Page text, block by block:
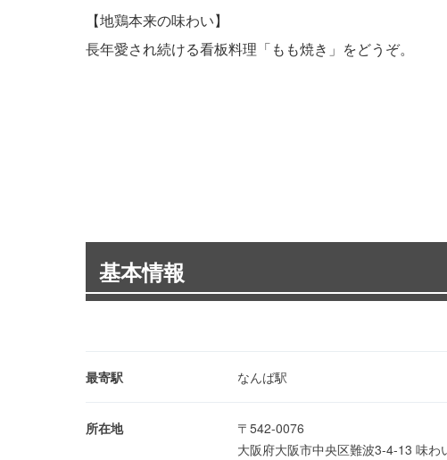
【地鶏本来の味わい】
長年愛され続ける看板料理「もも焼き」をどうぞ。
基本情報
最寄駅 なんば駅
所在地
〒542-0076
大阪府大阪市中央区難波3-4-13 味わ